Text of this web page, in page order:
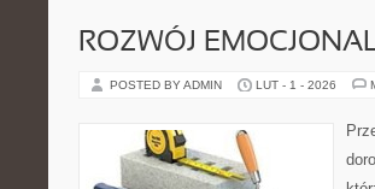
ROZWÓJ
POSTED BY ADMIN LUT - 1 - 2026